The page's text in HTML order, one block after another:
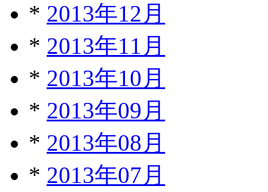
* 2013年12月
* 2013年11月
* 2013年10月
* 2013年09月
* 2013年08月
* 2013年07月